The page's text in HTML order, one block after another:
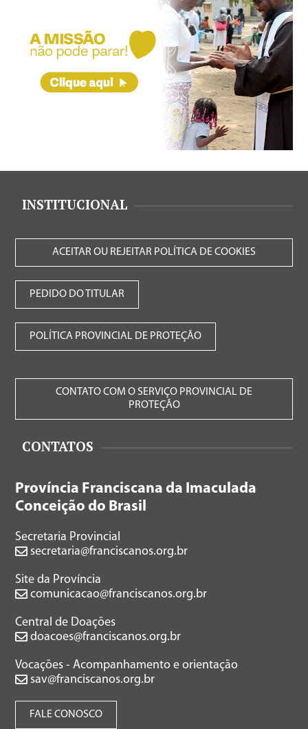
INSTITUCIONAL
ACEITAR OU REJEITAR POLÍTICA DE COOKIES
PEDIDO DO TITULAR
POLÍTICA PROVINCIAL DE PROTEÇÃO
CONTATO COM O SERVIÇO PROVINCIAL DE
PROTEÇÃO
CONTATOS
Província Franciscana da Imaculada
Conceição do Brasil
Secretaria Provincial
secretaria@franciscanos.org.br
Site da Província
comunicacao@franciscanos.org.br
Central de Doações
doacoes@franciscanos.org.br
Vocações - Acompanhamento e orientação
sav@franciscanos.org.br
FALE CONOSCO